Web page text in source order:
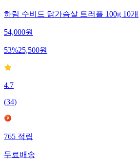
하림 수비드 닭가슴살 트러플 100g 10개
54,000원
53%25,500원
4.7
(34)
765적립
무료배송